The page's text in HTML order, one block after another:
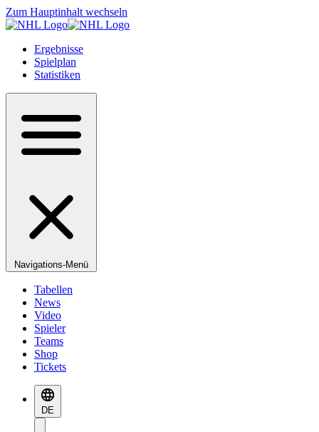
Zum Hauptinhalt wechseln
Ergebnisse
Spielplan
Statistiken
Navigations-Menü
Tabellen
News
Video
Spieler
Teams
Shop
Tickets
DE